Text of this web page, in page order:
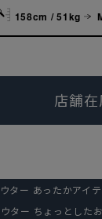
158cm / 51kg
ター あったかアイ
ター ちょっとした